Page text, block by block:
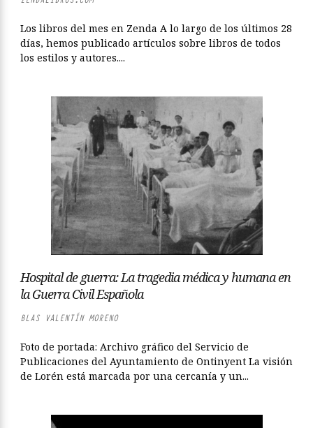
Los libros del mes en Zenda A lo largo de los últimos 28
días, hemos publicado artículos sobre libros de todos
los estilos y autores....
Hospital de guerra: La tragedia médica y humana en
la Guerra Civil Española
BLAS VALENTÍN MORENO
Foto de portada: Archivo gráfico del Servicio de
Publicaciones del Ayuntamiento de Ontinyent La visión
de Lorén está marcada por una cercanía y un...